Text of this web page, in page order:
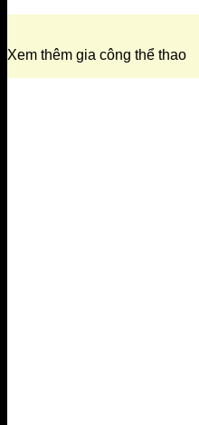
Xem thêm gia công thể thao